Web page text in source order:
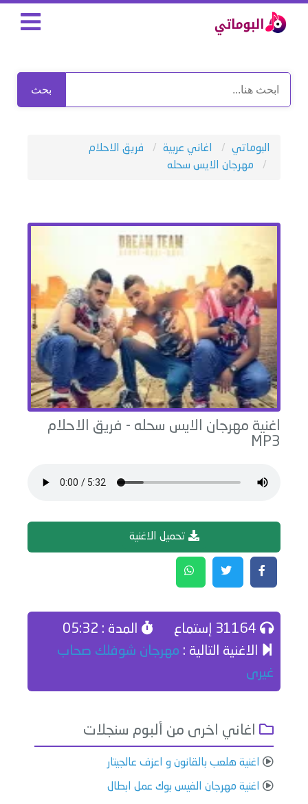
بحث
البوماتي اغاني عربية
فريق الاحلام
مهرجان الايس سحله
اغنية مهرجان الايس سحله - فريق الاحلام
MP3
تحميل الاغنية
المدة : 05:32
الاغنية التالية : مهرجان شوفلك صحاب
غيرى
اغاني اخرى من ألبوم سنجلات
اغنية هلعب بالقانون و اعزف عالجيتار
اغنية مهرجان الفيس بوك عمل ابطال